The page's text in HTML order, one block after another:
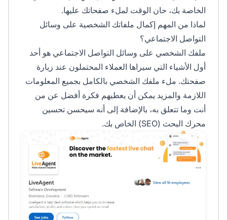
الخاصة بك، حان الوقت لملء صفحاتك عليها.
لماذا من المهم إكمال ملفاتك الشخصية على وسائل
التواصل الاجتماعي؟
ملفك الشخصي على وسائل التواصل الاجتماعي هو أحد
أول الأشياء التي سيراها العملاء المحتملون عند زيارة
صفحتك. ملء ملفك الشخصي بالكامل بجميع المعلومات
اللازمة والمزيد يمكن أن يعطيهم فكرة أفضل عن من
أنت وما تتعلق به، بالإضافة إلى أنه سيحسن تحسين
محرك البحث (SEO) الخاص بك.